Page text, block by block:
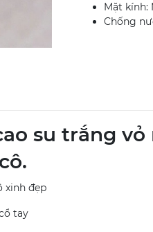
Mặt kính:
Chống
su trắng vỏ
xinh đẹp
tay